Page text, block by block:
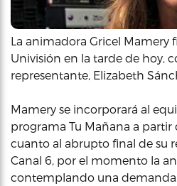
La animadora Gricel Mamery
Univisión en la tarde de hoy,
representante, Elizabeth
Mamery se incorporará al
programa Tu Mañana a partir
cuanto al abrupto final de su
Canal 6, por el momento la
contemplando una demanda.